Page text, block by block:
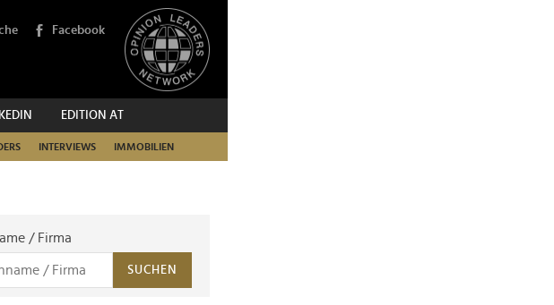
Facebook
EDITION AT
INTERVIEWS IMMOBILIEN
SUCHEN
/ Firma
SUCHEN